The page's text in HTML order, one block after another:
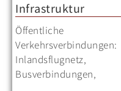
Infrastruktur
Öffentliche
Verkehrsverbindungen:
Inlandsflugnetz,
Busverbindungen,
Eisenbahn mit gut
ausgebautem Netz an